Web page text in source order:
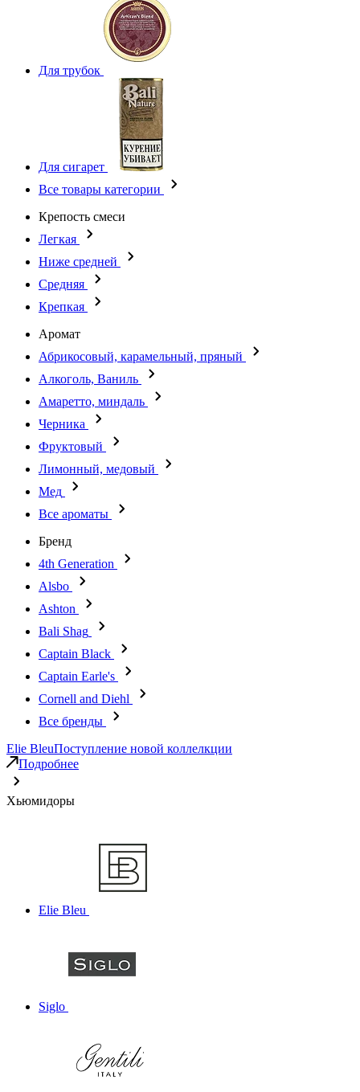
Для трубок
Для сигарет
Все товары категории
Крепость смеси
Легкая
Ниже средней
Средняя
Крепкая
Аромат
Абрикосовый, карамельный, пряный
Алкоголь, Ваниль
Амаретто, миндаль
Черника
Фруктовый
Лимонный, медовый
Мед
Все ароматы
Бренд
4th Generation
Alsbo
Ashton
Bali Shag
Captain Black
Captain Earle's
Cornell and Diehl
Все бренды
Elie BleuПоступление новой коллелкции
Подробнее
Хьюмидоры
Elie Bleu
Siglo